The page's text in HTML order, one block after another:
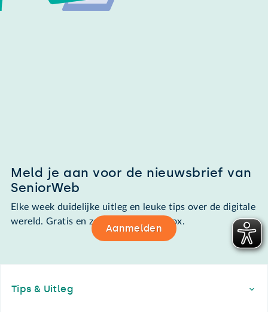
Meld je aan voor de nieuwsbrief van
SeniorWeb
Elke week duidelijke uitleg en leuke tips over de digitale
wereld. Gratis en zomaar in de mailbox.
Aanmelden
Tips & Uitleg